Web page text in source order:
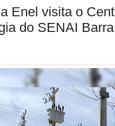
Enel visita o
do SENAI